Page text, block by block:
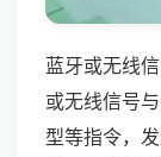
蓝牙或无线
或无线信号
型等指令，